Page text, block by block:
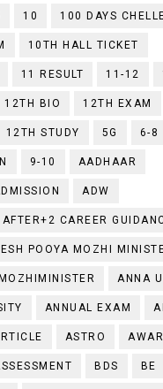
10 100 DAYS
10TH HALL TICKET
11 RESULT 11-12
12TH BIO 12TH EXAM
12TH STUDY 5G 6-8
9-10 AADHAAR
ADW
AFTER+2 CAREER
POOYA MOZHI
ANNA
ANNUAL EXAM
ASTRO
BDS BE